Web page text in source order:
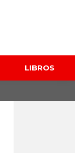
LIBROS